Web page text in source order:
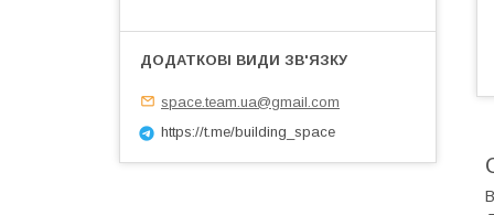
space.team.ua@gmail.com
https://t.me/building_space